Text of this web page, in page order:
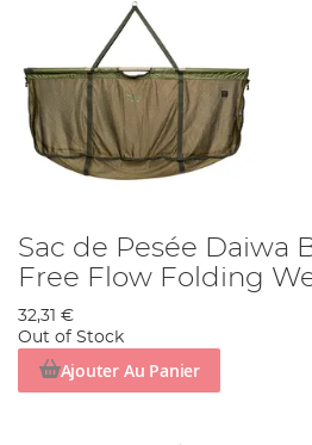
Sac de Pesée Daiwa
Free Flow Folding
32,31 €
Out of Stock
Ajouter Au Panier